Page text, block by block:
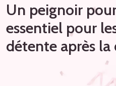
Un peignoir
essentiel pour
détente après la